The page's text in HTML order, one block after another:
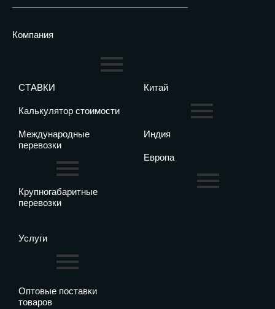
Компания
СТАВКИ
Калькулятор стоимости
Международные
перевозки
Крупногабаритные
перевозки
Китай
Индия
Европа
Услуги
Оптовые поставки
товаров